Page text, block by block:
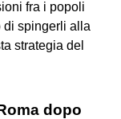
fra i popoli
di spingerli alla
strategia del
dopo